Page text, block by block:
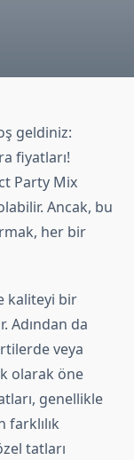
geldiniz:
fiyatları!
Party Mix
Ancak, bu
her bir
kaliteyi bir
Adından da
veya
olarak öne
genellikle
tatları